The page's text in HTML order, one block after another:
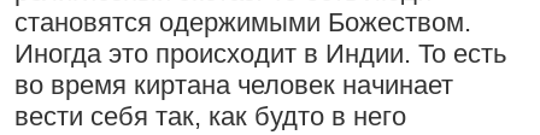
Резкие слова для Нараяны
46:40 |1 октября 2008
становятся одержимыми Божеством.
Иногда это происходит в Индии. То есть
во время киртана человек начинает
вести себя так, как будто в него
Следовать по стопам ачарьев
4 августа 2026
Шраванам-киртанам в Васильево 2026
Общие стандарты|
Требования Махараджа
Видеоканалы